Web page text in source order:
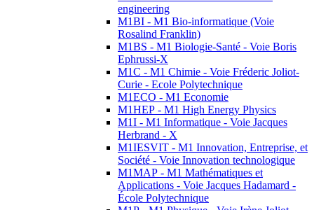
engineering
M1BI - M1 Bio-informatique (Voie
Rosalind Franklin)
M1BS - M1 Biologie-Santé - Voie Boris
Ephrussi-X
M1C - M1 Chimie - Voie Fréderic Joliot-
Curie - Ecole Polytechnique
M1ECO - M1 Economie
M1HEP - M1 High Energy Physics
M1I - M1 Informatique - Voie Jacques
Herbrand - X
M1IESVIT - M1 Innovation, Entreprise, et
Société - Voie Innovation technologique
M1MAP - M1 Mathématiques et
Applications - Voie Jacques Hadamard -
École Polytechnique